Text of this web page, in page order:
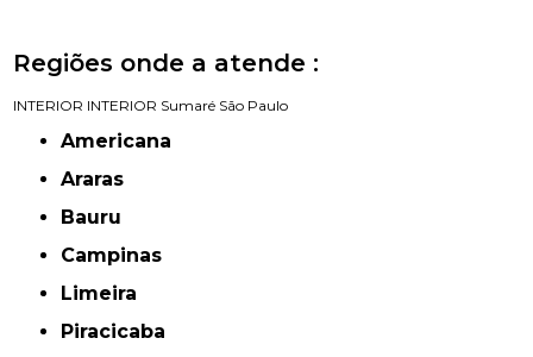
Regiões onde a atende :
INTERIOR INTERIOR Sumaré São Paulo
Americana
Araras
Bauru
Campinas
Limeira
Piracicaba